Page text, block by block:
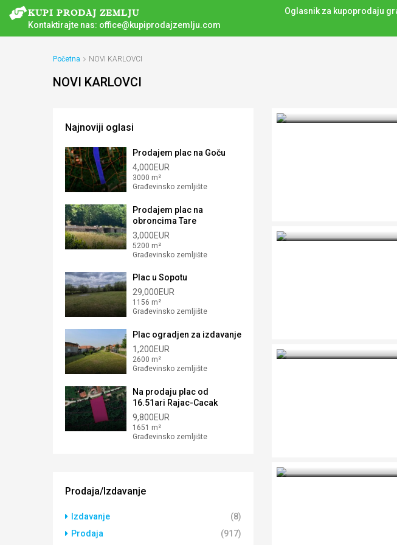
Oglasnik za kupoprodaju
Kontaktirajte nas: office@kupiprodajzemlju.com
Početna NOVI KARLOVCI
NOVI KARLOVCI
Najnoviji oglasi
Prodajem plac na Goču
4,000EUR
3000 m²
Građevinsko zemljište
Prodajem plac na
obroncima Tare
3,000EUR
5200 m²
Građevinsko zemljište
Plac u Sopotu
29,000EUR
1156 m²
Građevinsko zemljište
Plac ogradjen za izdavanje
1,200EUR
2600 m²
Građevinsko zemljište
Na prodaju plac od
16.51ari Rajac-Cacak
9,800EUR
1651 m²
Građevinsko zemljište
Prodaja/Izdavanje
Izdavanje
(8)
Prodaja
(917)